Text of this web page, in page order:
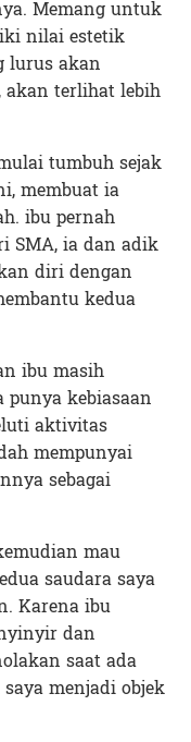
Memang untuk
nilai estetik
lurus akan
akan terlihat lebih
tumbuh sejak
membuat ia
ibu pernah
SMA, ia dan adik
diri dengan
kedua
ibu masih
punya kebiasaan
aktivitas
mempunyai
sebagai
mau
saudara saya
Karena ibu
dan
saat ada
menjadi objek